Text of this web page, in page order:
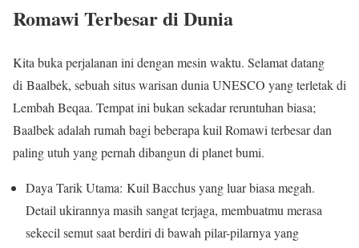
Romawi Terbesar di Dunia
Kita buka perjalanan ini dengan mesin waktu. Selamat datang
di Baalbek, sebuah situs warisan dunia UNESCO yang terletak di
Lembah Beqaa. Tempat ini bukan sekadar reruntuhan biasa;
Baalbek adalah rumah bagi beberapa kuil Romawi terbesar dan
paling utuh yang pernah dibangun di planet bumi.
Daya Tarik Utama: Kuil Bacchus yang luar biasa megah.
Detail ukirannya masih sangat terjaga, membuatmu merasa
sekecil semut saat berdiri di bawah pilar-pilarnya yang